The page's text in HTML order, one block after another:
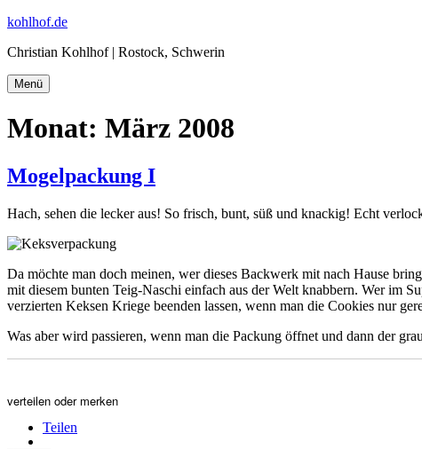
Zum
springen
kohlhof.de
Christian Kohlhof | Rostock, Schwerin
Menü
Monat: März 2008
Mogelpackung I
Hach, sehen die lecker aus! So frisch, bunt, süß und knackig! Echt
Da möchte man doch meinen, wer dieses Backwerk mit nach Hause
mit diesem bunten Teig-Naschi einfach aus der Welt knabbern. Wer im
verzierten Keksen Kriege beenden lassen, wenn man die Cookies nur
Was aber wird passieren, wenn man die Packung öffnet und dann der
verteilen oder merken
Teilen